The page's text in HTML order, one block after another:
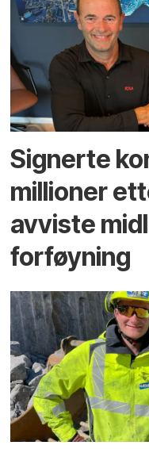
Signerte
millioner
avviste
forføyning